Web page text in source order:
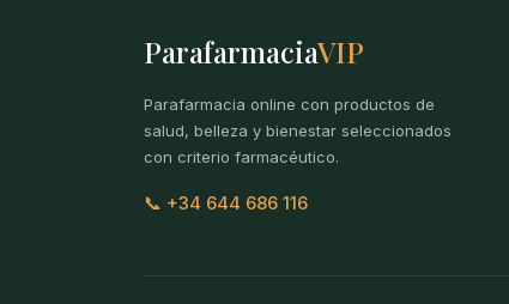
ParafarmaciaVIP
Parafarmacia online con productos de
salud, belleza y bienestar seleccionados
con criterio farmacéutico.
📞 +34 644 686 116